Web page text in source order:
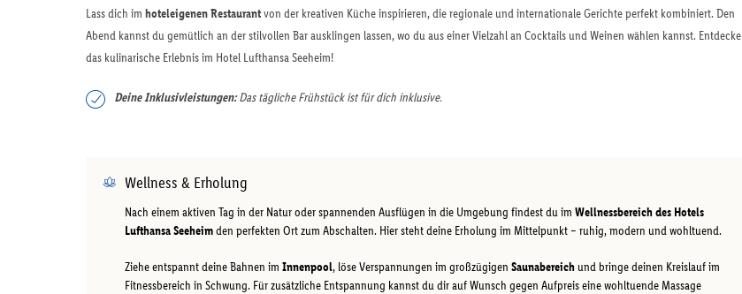
Lass dich im hoteleigenen Restaurantvon der kreativen Küche inspirieren, die regionale und internationale Gerichte perfekt kombiniert. Den
Abend kannst du gemütlich an der stilvollen Bar ausklingen lassen, wo du aus einer Vielzahl an Cocktails und Weinen wählen kannst. Entdecke
das kulinarische Erlebnis im Hotel Lufthansa Seeheim!
Deine Inklusivleistungen:Das tägliche Frühstück ist für dich inklusive.
Wellness & Erholung
Nach einem aktiven Tag in der Natur oder spannenden Ausflügen in die Umgebung findest du im Wellnessbereich des Hotels
Lufthansa Seeheimden perfekten Ort zum Abschalten. Hier steht deine Erholung im Mittelpunkt – ruhig, modern und wohltuend.
Ziehe entspannt deine Bahnen im Innenpool, löse Verspannungen im großzügigen Saunabereich und bringe deinen Kreislauf im
Fitnessbereich in Schwung. Für zusätzliche Entspannung kannst du dir auf Wunsch gegen Aufpreis eine wohltuende Massage